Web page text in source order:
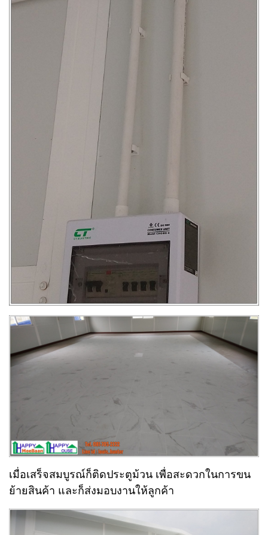
เมื่อเสร็จสมบูรณ์ก็ติดประตูม้วน เพื่อสะดวกในการขน
ย้ายสินค้า และก็ส่งมอบงานให้ลูกค้า